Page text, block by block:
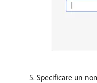
Specificare un